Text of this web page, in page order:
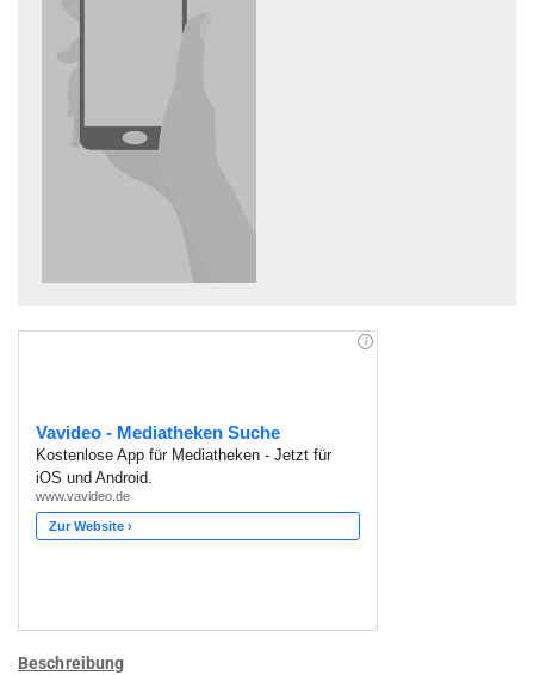
Beschreibung